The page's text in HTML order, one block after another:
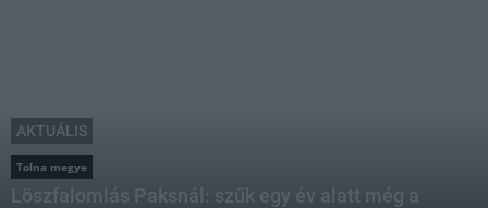
AKTUÁLIS
Tolna megye
Löszfalomlás Paksnál: szűk egy év alatt még a